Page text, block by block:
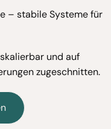
– stabile Systeme für
und auf
zugeschnitten.